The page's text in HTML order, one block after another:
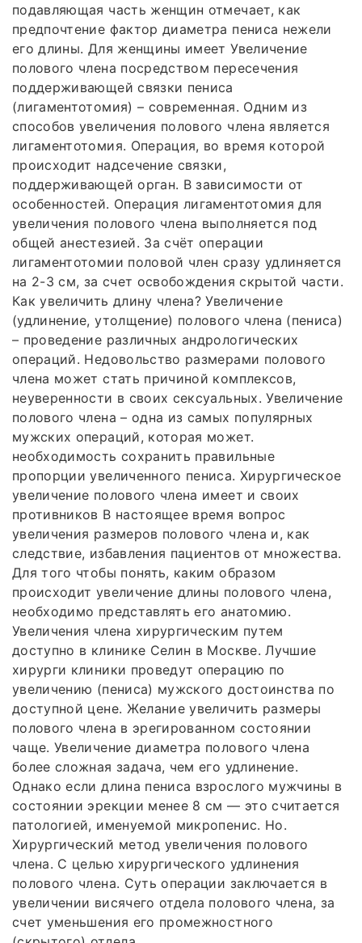
подавляющая часть женщин отмечает, как
предпочтение фактор диаметра пениса нежели
его длины. Для женщины имеет Увеличение
полового члена посредством пересечения
поддерживающей связки пениса
(лигаментотомия) – современная. Одним из
способов увеличения полового члена является
лигаментотомия. Операция, во время которой
происходит надсечение связки,
поддерживающей орган. В зависимости от
особенностей. Операция лигаментотомия для
увеличения полового члена выполняется под
общей анестезией. За счёт операции
лигаментотомии половой член сразу удлиняется
на 2-3 см, за счет освобождения скрытой части.
Как увеличить длину члена? Увеличение
(удлинение, утолщение) полового члена (пениса)
– проведение различных андрологических
операций. Недовольство размерами полового
члена может стать причиной комплексов,
неуверенности в своих сексуальных. Увеличение
полового члена – одна из самых популярных
мужских операций, которая может.
необходимость сохранить правильные
пропорции увеличенного пениса. Хирургическое
увеличение полового члена имеет и своих
противников В настоящее время вопрос
увеличения размеров полового члена и, как
следствие, избавления пациентов от множества.
Для того чтобы понять, каким образом
происходит увеличение длины полового члена,
необходимо представлять его анатомию.
Увеличения члена хирургическим путем
доступно в клинике Селин в Москве. Лучшие
хирурги клиники проведут операцию по
увеличению (пениса) мужского достоинства по
доступной цене. Желание увеличить размеры
полового члена в эрегированном состоянии
чаще. Увеличение диаметра полового члена
более сложная задача, чем его удлинение.
Однако если длина пениса взрослого мужчины в
состоянии эрекции менее 8 см — это считается
патологией, именуемой микропенис. Но.
Хирургический метод увеличения полового
члена. С целью хирургического удлинения
полового члена. Суть операции заключается в
увеличении висячего отдела полового члена, за
счет уменьшения его промежностного